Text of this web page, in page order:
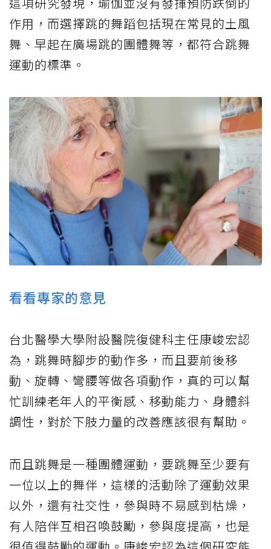
作用，而選擇跳的舞蹈包括現在常見的土風
舞、早起在廣場跳的團體舞等，都符合跳舞
運動的標準。
看看專家的意見
台北醫學大學附設醫院復健科主任康峻宏認
為，跳舞時腳步的動作多，而且要前後移
動、旋轉、彎腰等做各項動作，真的可以幫
忙訓練老年人的平衡感、移動能力、身體斜
調性，對於下肢力量的改善應該很有幫助。
而且跳舞是一種團體運動，要跳舞至少要有
一位以上的舞伴，這樣的活動除了運動效果
以外，還有社交性，參與時不易感到枯燥，
有人陪伴互相召喚鼓勵，參與度提高，也是